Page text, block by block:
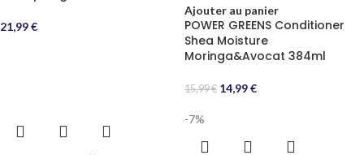
21,99€
Ajouter au panier
POWER GREENS Conditioner
Shea Moisture
Moringa&Avocat 384ml
15,99€ 14,99€
-7%